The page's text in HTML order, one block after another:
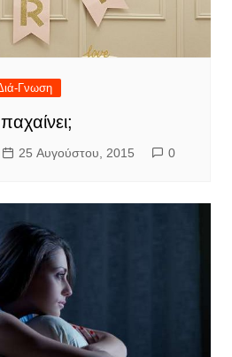
Γνωση
25 Αυγούστου, 2015 0